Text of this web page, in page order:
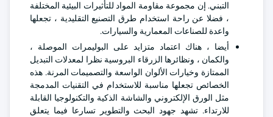
التبني. إن مجموعة مقاومة المواد للتأثيرات البيئية المختلفة
، فضلا عن راحة استخدام طرق التصنيع التقليدية ، تجعلها
واعدة للصناعات المعمارية والسيارات.
أيضا ، هناك اعتماد متزايد على البوليمرات الموصلة ،
والكمان ، ونظائرها الزرقاء البروسية نظرا لمعدلات التبديل
الممتازة وخيارات الألوان الواسعة والتصميمات المرنة. هذه
الخصائص تجعلها مناسبة للاستخدام في التقنيات المدمجة
مثل الورق الإلكتروني والشاشة الذكية والتكنولوجيا القابلة
للارتداء. تشهد جهود البحث والتطوير تسارعا فيما يتعلق